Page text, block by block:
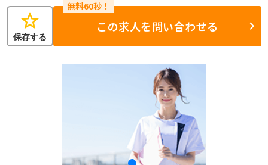
star
保存する
この求人を問い合わせる